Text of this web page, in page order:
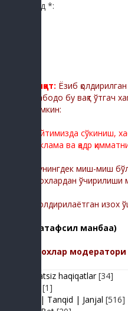
Код *:
Диққат: Ёзиб
Мабодо бу вақт ўтгач
мумкин:
Сайтимизда сўкиниш,
реклама ва қадр
Шунингдек миш-миш
изохлардан ўчирилиши
-Қолдирилаётган изох
(батафсил манбаа)
Изохлар
Adolatsiz haqiqatlar [34]
[1]
Baxs| Tanqid | Janjal [516]